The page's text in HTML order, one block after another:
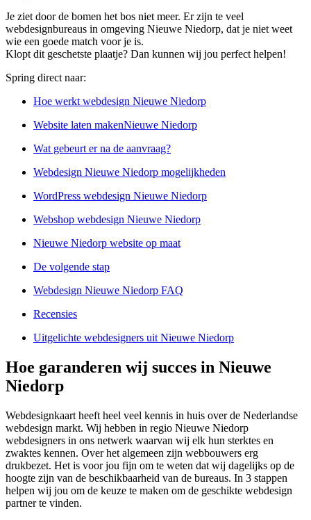
Je ziet door de bomen het bos niet meer. Er zijn te veel
webdesignbureaus in omgeving Nieuwe Niedorp, dat je niet weet
wie een goede match voor je is.
Klopt dit geschetste plaatje? Dan kunnen wij jou perfect helpen!
Spring direct naar:
Hoe werkt webdesign Nieuwe Niedorp
Website laten makenNieuwe Niedorp
Wat gebeurt er na de aanvraag?
Webdesign Nieuwe Niedorp mogelijkheden
WordPress webdesign Nieuwe Niedorp
Webshop webdesign Nieuwe Niedorp
Nieuwe Niedorp website op maat
De volgende stap
Webdesign Nieuwe Niedorp FAQ
Recensies
Uitgelichte webdesigners uit Nieuwe Niedorp
Hoe garanderen wij succes in Nieuwe
Niedorp
Webdesignkaart heeft heel veel kennis in huis over de Nederlandse
webdesign markt. Wij hebben in regio Nieuwe Niedorp
webdesigners in ons netwerk waarvan wij elk hun sterktes en
zwaktes kennen. Over het algemeen zijn webbouwers erg
drukbezet. Het is voor jou fijn om te weten dat wij dagelijks op de
hoogte zijn van de beschikbaarheid van de bureaus. In 3 stappen
helpen wij jou om de keuze te maken om de geschikte webdesign
partner te vinden.